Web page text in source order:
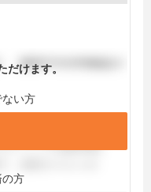
だけます。
い方
の方